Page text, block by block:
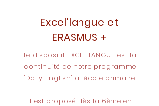
Excel'langue et
ERASMUS +
Le dispositif EXCEL LANGUE est la
continuité de notre programme
"Daily English" à l'école primaire.
Il est proposé dès la 6ème en